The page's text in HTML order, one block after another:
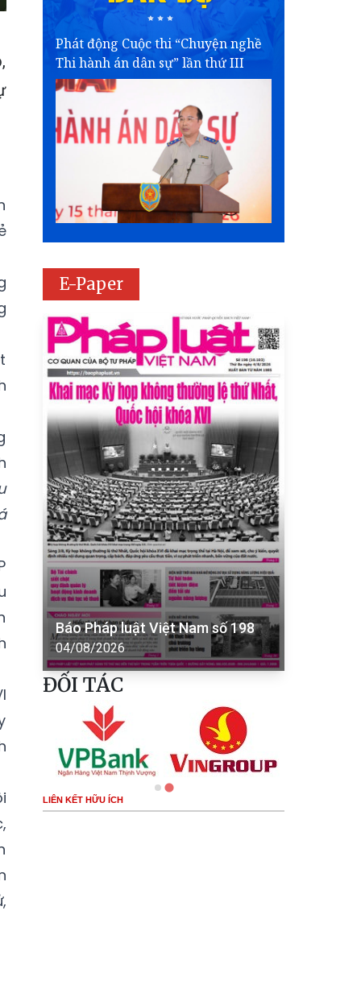
Phát động Cuộc thi “Chuyện nghề
Thi hành án dân sự” lần thứ III
E-Paper
Báo Pháp luật Việt Nam số 198
04/08/2026
ĐỐI TÁC
LIÊN KẾT HỮU ÍCH